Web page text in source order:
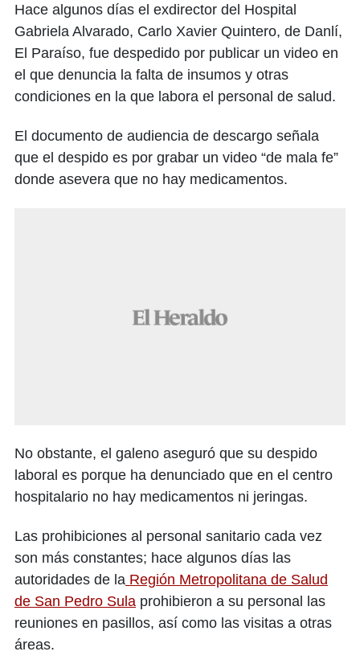
Hace algunos días el exdirector del Hospital
Gabriela Alvarado, Carlo Xavier Quintero, de Danlí,
El Paraíso, fue despedido por publicar un video en
el que denuncia la falta de insumos y otras
condiciones en la que labora el personal de salud.
El documento de audiencia de descargo señala
que el despido es por grabar un video “de mala fe”
donde asevera que no hay medicamentos.
No obstante, el galeno aseguró que su despido
laboral es porque ha denunciado que en el centro
hospitalario no hay medicamentos ni jeringas.
Las prohibiciones al personal sanitario cada vez
son más constantes; hace algunos días las
autoridades de la Región Metropolitana de Salud
de San Pedro Sula prohibieron a su personal las
reuniones en pasillos, así como las visitas a otras
áreas.